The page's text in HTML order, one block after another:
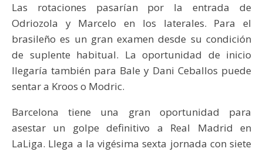
Las rotaciones pasarían por la entrada de
Odriozola y Marcelo en los laterales. Para el
brasileño es un gran examen desde su condición
de suplente habitual. La oportunidad de inicio
llegaría también para Bale y Dani Ceballos puede
sentar a Kroos o Modric.
Barcelona tiene una gran oportunidad para
asestar un golpe definitivo a Real Madrid en
LaLiga. Llega a la vigésima sexta jornada con siete